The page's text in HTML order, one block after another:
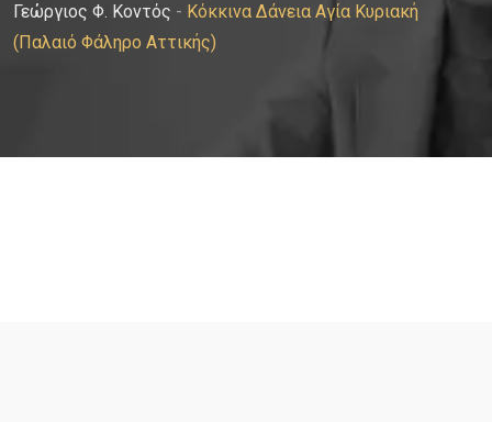
Γεώργιος Φ. Κοντός - Κόκκινα Δάνεια Αγία Κυριακή
(Παλαιό Φάληρο Αττικής)